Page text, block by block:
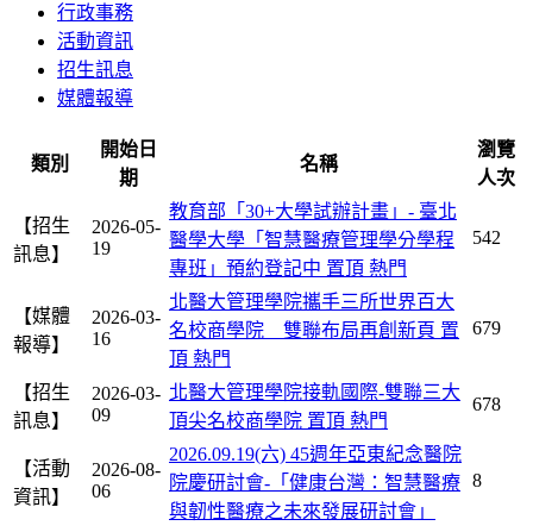
行政事務
活動資訊
招生訊息
媒體報導
類別
開始日
期
名稱
瀏覽
人次
【招生
訊息】
2026-05-
19
教育部「30+大學試辦計畫」- 臺北
醫學大學「智慧醫療管理學分學程
專班」預約登記中 置頂 熱門
542
【媒體
報導】
2026-03-
16
北醫大管理學院攜手三所世界百大
名校商學院 雙聯布局再創新頁 置
頂 熱門
679
【招生
訊息】
2026-03-
09
北醫大管理學院接軌國際-雙聯三大
頂尖名校商學院 置頂 熱門
678
【活動
資訊】
2026-08-
06
2026.09.19(六) 45週年亞東紀念醫院
院慶研討會-「健康台灣：智慧醫療
與韌性醫療之未來發展研討會」
8